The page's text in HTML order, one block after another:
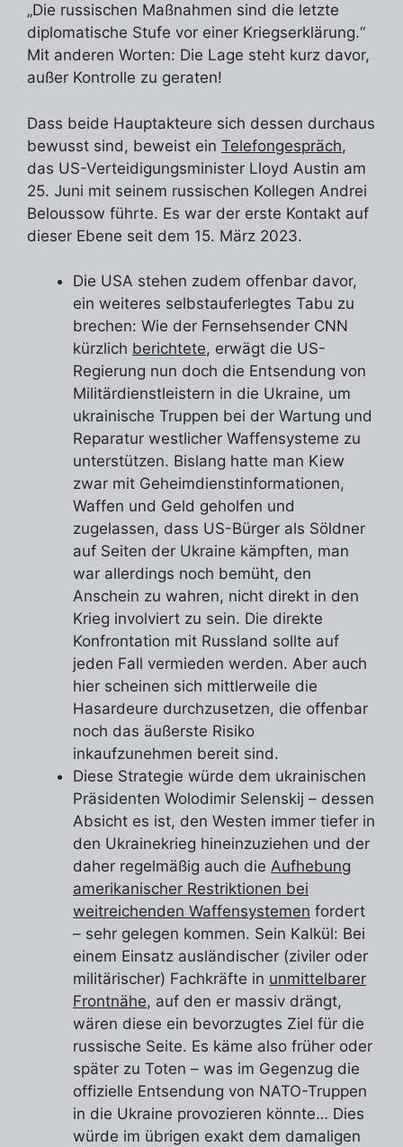
„Die russischen Maßnahmen sind die letzte
diplomatische Stufe vor einer Kriegserklärung.“
Mit anderen Worten: Die Lage steht kurz davor,
außer Kontrolle zu geraten!
Dass beide Hauptakteure sich dessen durchaus
bewusst sind, beweist ein Telefongespräch,
das US-Verteidigungsminister Lloyd Austin am
25. Juni mit seinem russischen Kollegen Andrei
Beloussow führte. Es war der erste Kontakt auf
dieser Ebene seit dem 15. März 2023.
Die USA stehen zudem offenbar davor,
ein weiteres selbstauferlegtes Tabu zu
brechen: Wie der Fernsehsender CNN
kürzlich berichtete, erwägt die US-
Regierung nun doch die Entsendung von
Militärdienstleistern in die Ukraine, um
ukrainische Truppen bei der Wartung und
Reparatur westlicher Waffensysteme zu
unterstützen. Bislang hatte man Kiew
zwar mit Geheimdienstinformationen,
Waffen und Geld geholfen und
zugelassen, dass US-Bürger als Söldner
auf Seiten der Ukraine kämpften, man
war allerdings noch bemüht, den
Anschein zu wahren, nicht direkt in den
Krieg involviert zu sein. Die direkte
Konfrontation mit Russland sollte auf
jeden Fall vermieden werden. Aber auch
hier scheinen sich mittlerweile die
Hasardeure durchzusetzen, die offenbar
noch das äußerste Risiko
inkaufzunehmen bereit sind.
Diese Strategie würde dem ukrainischen
Präsidenten Wolodimir Selenskij – dessen
Absicht es ist, den Westen immer tiefer in
den Ukrainekrieg hineinzuziehen und der
daher regelmäßig auch die Aufhebung
amerikanischer Restriktionen bei
weitreichenden Waffensystemen fordert
– sehr gelegen kommen. Sein Kalkül: Bei
einem Einsatz ausländischer (ziviler oder
militärischer) Fachkräfte in unmittelbarer
Frontnähe, auf den er massiv drängt,
wären diese ein bevorzugtes Ziel für die
russische Seite. Es käme also früher oder
später zu Toten – was im Gegenzug die
offizielle Entsendung von NATO-Truppen
in die Ukraine provozieren könnte… Dies
würde im übrigen exakt dem damaligen